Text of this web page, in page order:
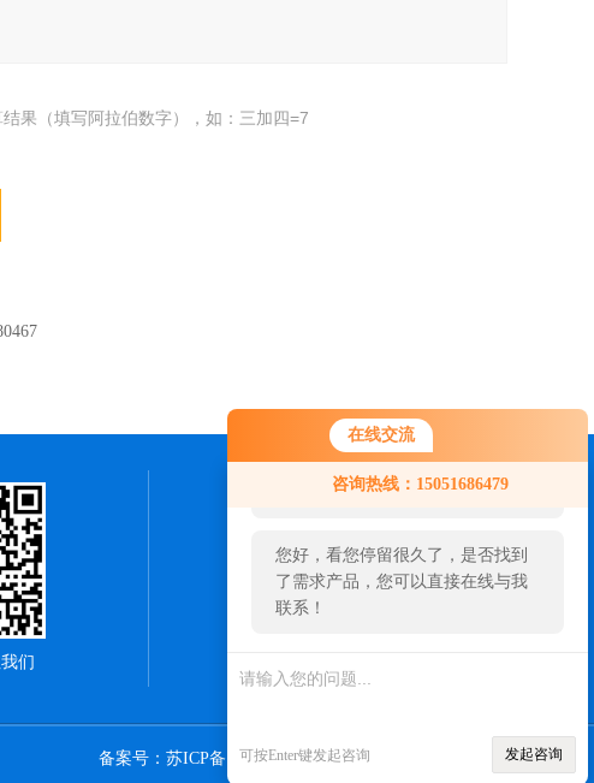
在线交流
咨询热线：15051686479
您好！欢迎前来咨询，很高兴为您
服务，请问您要咨询什么问题呢？
您好，看您停留很久了，是否找到
了需求产品，您可以直接在线与我
联系！
可按Enter键发起咨询 发起咨询
果（填写阿拉伯数字），如：三加四=7
们
联系我们
24小时热线：
0512-57561098
备案号：苏ICP备15049930号-2 Sitemap.xml 管理登陆